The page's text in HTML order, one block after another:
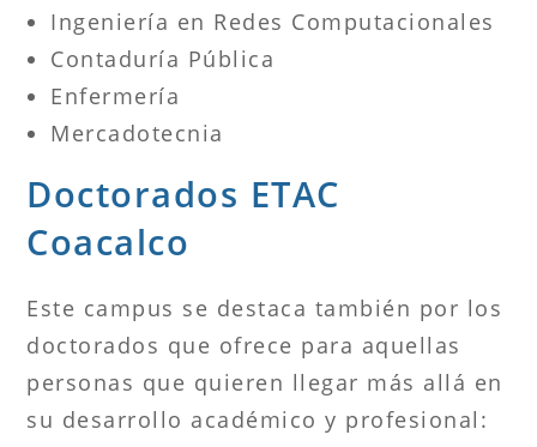
Ingeniería en Redes Computacionales
Contaduría Pública
Enfermería
Mercadotecnia
Doctorados ETAC
Coacalco
Este campus se destaca también por los
doctorados que ofrece para aquellas
personas que quieren llegar más allá en
su desarrollo académico y profesional: